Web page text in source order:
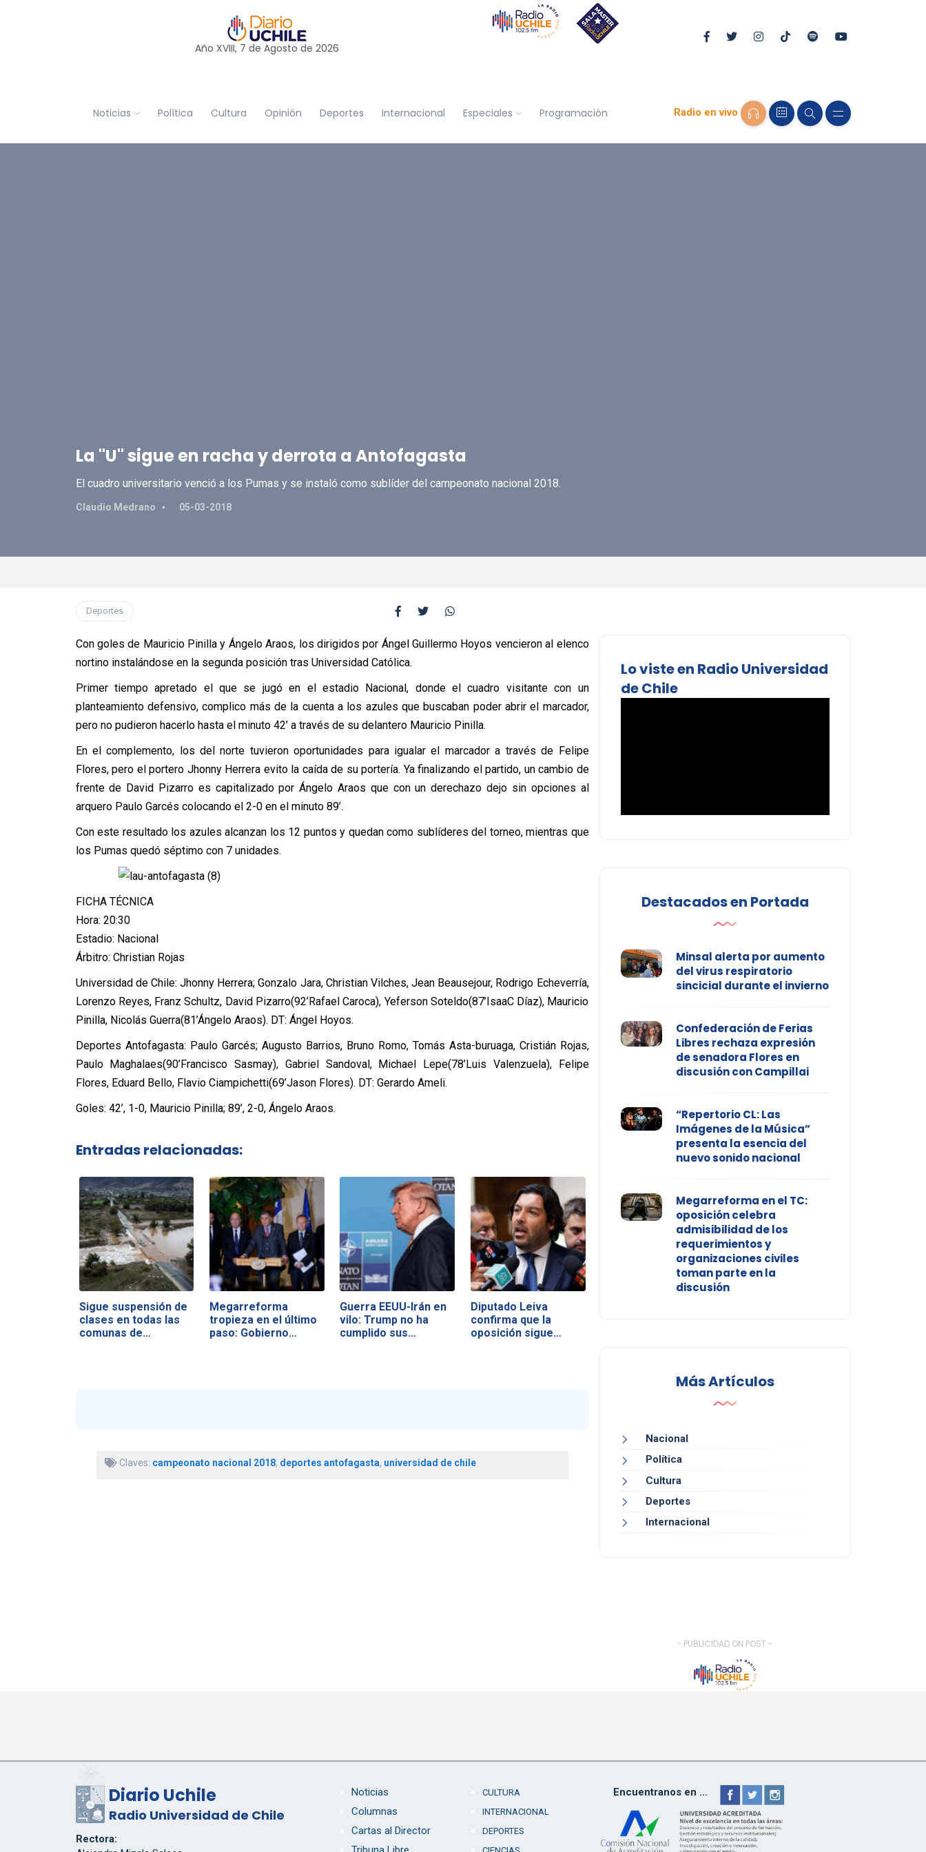
Año XVIII, 7 de Agosto de 2026
Noticias Política Cultura Opinión Deportes Internacional Especiales Programación Radio en vivo
La "U" sigue en racha y derrota a Antofagasta
El cuadro universitario venció a los Pumas y se instaló como sublíder del campeonato nacional 2018.
Claudio Medrano 05-03-2018
Deportes
Con goles de Mauricio Pinilla y Ángelo Araos, los dirigidos por Ángel Guillermo Hoyos vencieron al elenco
nortino instalándose en la segunda posición tras Universidad Católica.
Primer tiempo apretado el que se jugó en el estadio Nacional, donde el cuadro visitante con un
planteamiento defensivo, complico más de la cuenta a los azules que buscaban poder abrir el marcador,
pero no pudieron hacerlo hasta el minuto 42’ a través de su delantero Mauricio Pinilla.
En el complemento, los del norte tuvieron oportunidades para igualar el marcador a través de Felipe
Flores, pero el portero Jhonny Herrera evito la caída de su portería. Ya finalizando el partido, un cambio de
frente de David Pizarro es capitalizado por Ángelo Araos que con un derechazo dejo sin opciones al
arquero Paulo Garcés colocando el 2-0 en el minuto 89’.
Con este resultado los azules alcanzan los 12 puntos y quedan como sublíderes del torneo, mientras que
los Pumas quedó séptimo con 7 unidades.
FICHA TÉCNICA
Hora: 20:30
Estadio: Nacional
Árbitro: Christian Rojas
Universidad de Chile: Jhonny Herrera; Gonzalo Jara, Christian Vilches, Jean Beausejour, Rodrigo Echeverría,
Lorenzo Reyes, Franz Schultz, David Pizarro(92’Rafael Caroca), Yeferson Soteldo(87’IsaaC Díaz), Mauricio
Pinilla, Nicolás Guerra(81’Ángelo Araos). DT: Ángel Hoyos.
Deportes Antofagasta: Paulo Garcés; Augusto Barrios, Bruno Romo, Tomás Asta-buruaga, Cristián Rojas,
Paulo Maghalaes(90’Francisco Sasmay), Gabriel Sandoval, Michael Lepe(78’Luis Valenzuela), Felipe
Flores, Eduard Bello, Flavio Ciampichetti(69’Jason Flores). DT: Gerardo Ameli.
Goles: 42’, 1-0, Mauricio Pinilla; 89’, 2-0, Ángelo Araos.
Entradas relacionadas:
Sigue suspensión de
clases en todas las
comunas de…
Megarreforma
tropieza en el último
paso: Gobierno…
Guerra EEUU-Irán en
vilo: Trump no ha
cumplido sus…
Diputado Leiva
confirma que la
oposición sigue…
Claves: campeonato nacional 2018, deportes antofagasta, universidad de chile
Lo viste en Radio Universidad
de Chile
Destacados en Portada
Minsal alerta por aumento
del virus respiratorio
sincicial durante el invierno
Confederación de Ferias
Libres rechaza expresión
de senadora Flores en
discusión con Campillai
“Repertorio CL: Las
Imágenes de la Música”
presenta la esencia del
nuevo sonido nacional
Megarreforma en el TC:
oposición celebra
admisibilidad de los
requerimientos y
organizaciones civiles
toman parte en la
discusión
Más Artículos
Nacional
Política
Cultura
Deportes
Internacional
- PUBLICIDAD ON POST -
Diario Uchile
Radio Universidad de Chile
Rectora:
Noticias
Columnas
Cartas al Director
CULTURA
INTERNACIONAL
DEPORTES
Encuentranos en ...